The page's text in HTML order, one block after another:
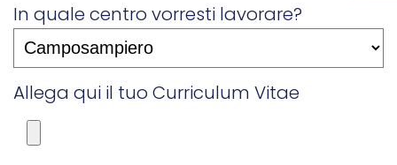
In quale centro vorresti lavorare?
Allega qui il tuo Curriculum Vitae